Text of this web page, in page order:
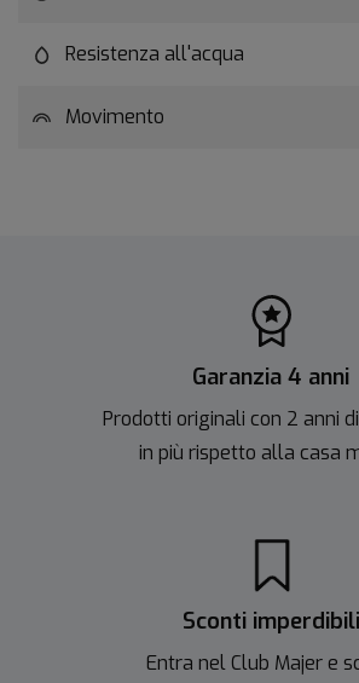
Resistenza all'acqua
Movimento
Garanzia 4 anni
Prodotti originali con 2 anni
in più rispetto alla casa
Sconti imperdibili
Entra nel Club Majer e